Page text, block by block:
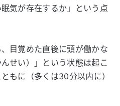
気が存在するか」という点
目覚めた直後に頭が働かな
せい）」という状態は起こ
もに（多くは30分以内に）